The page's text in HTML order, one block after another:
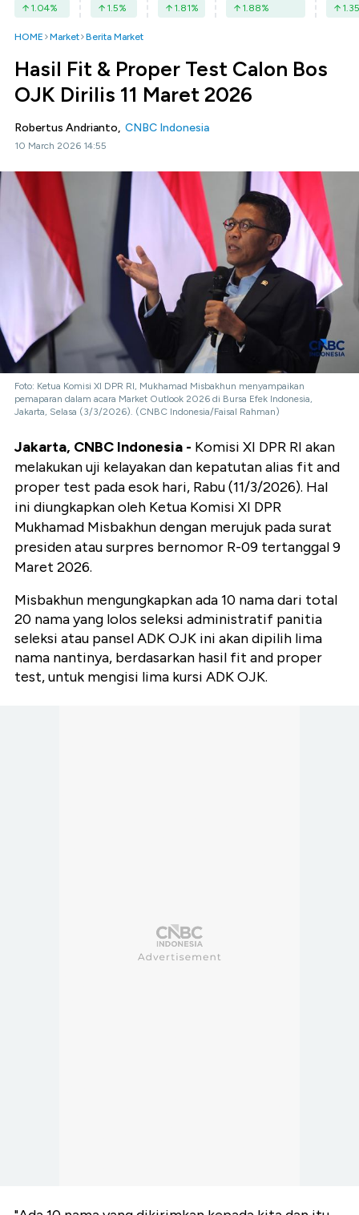
1.04% 1.5% 1.81% 1.88% 1.35
HOME Market Berita Market
Hasil Fit & Proper Test Calon Bos
OJK Dirilis 11 Maret 2026
Robertus Andrianto, CNBC Indonesia
10 March 2026 14:55
Foto: Ketua Komisi XI DPR RI, Mukhamad Misbakhun menyampaikan
pemaparan dalam acara Market Outlook 2026 di Bursa Efek Indonesia,
Jakarta, Selasa (3/3/2026). (CNBC Indonesia/Faisal Rahman)
Jakarta, CNBC Indonesia - Komisi XI DPR RI akan
melakukan uji kelayakan dan kepatutan alias fit and
proper test pada esok hari, Rabu (11/3/2026). Hal
ini diungkapkan oleh Ketua Komisi XI DPR
Mukhamad Misbakhun dengan merujuk pada surat
presiden atau surpres bernomor R-09 tertanggal 9
Maret 2026.
Misbakhun mengungkapkan ada 10 nama dari total
20 nama yang lolos seleksi administratif panitia
seleksi atau pansel ADK OJK ini akan dipilih lima
nama nantinya, berdasarkan hasil fit and proper
test, untuk mengisi lima kursi ADK OJK.